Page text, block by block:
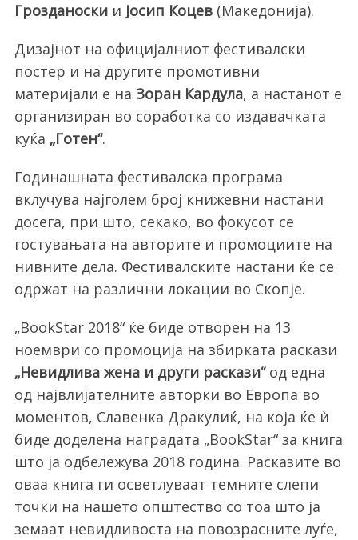
Грозданоскии Јосип Коцев(Македонија).
Дизајнот на официјалниот фестивалски
постер и на другите промотивни
материјали е на Зоран Кардула, а настанот е
организиран во соработка со издавачката
куќа „Готен“.
Годинашната фестивалска програма
вклучува најголем број книжевни настани
досега, при што, секако, во фокусот се
гостувањата на авторите и промоциите на
нивните дела. Фестивалските настани ќе се
одржат на различни локации во Скопје.
„BookStar 2018“ ќе биде отворен на 13
ноември со промоција на збирката раскази
„Невидлива жена и други раскази“од една
од највлијателните авторки во Европа во
моментов, Славенка Дракулиќ, на која ќе ѝ
биде доделена наградата „BookStar“ за книга
што ја одбележува 2018 година. Расказите во
оваа книга ги осветлуваат темните слепи
точки на нашето општество со тоа што ја
земаат невидливоста на повозрасните луѓе,